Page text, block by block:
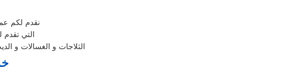
نقدم لكم
التي تقدم
الثلاجات و الغسالات و